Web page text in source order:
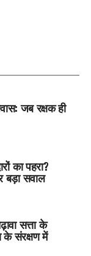
जब रक्षक ही
का पहरा?
बड़ा सवाल
सत्ता के
के संरक्षण में